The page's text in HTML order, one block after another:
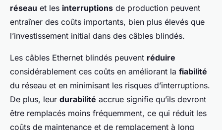
réseau et les interruptions de production peuvent
entraîner des coûts importants, bien plus élevés que
l’investissement initial dans des câbles blindés.
Les câbles Ethernet blindés peuvent réduire
considérablement ces coûts en améliorant la fiabilité
du réseau et en minimisant les risques d’interruptions.
De plus, leur durabilité accrue signifie qu’ils devront
être remplacés moins fréquemment, ce qui réduit les
coûts de maintenance et de remplacement à long